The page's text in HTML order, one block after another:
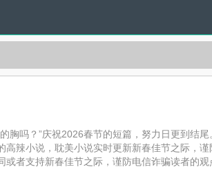
吗？”庆祝2026春节的短篇，努力日更到结尾
高辣小说，耽美小说实时更新新春佳节之际，
者支持新春佳节之际，谨防电信诈骗读者的观